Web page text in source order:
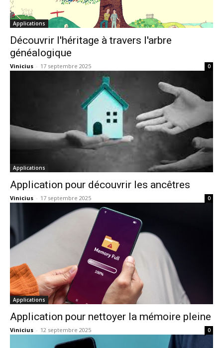
Applications
Découvrir l'héritage à travers l'arbre
généalogique
Vinicius - 17 septembre 2025 0
Applications
Application pour découvrir les ancêtres
Vinicius - 17 septembre 2025 0
Applications
Application pour nettoyer la mémoire pleine
Vinicius - 12 septembre 2025 0